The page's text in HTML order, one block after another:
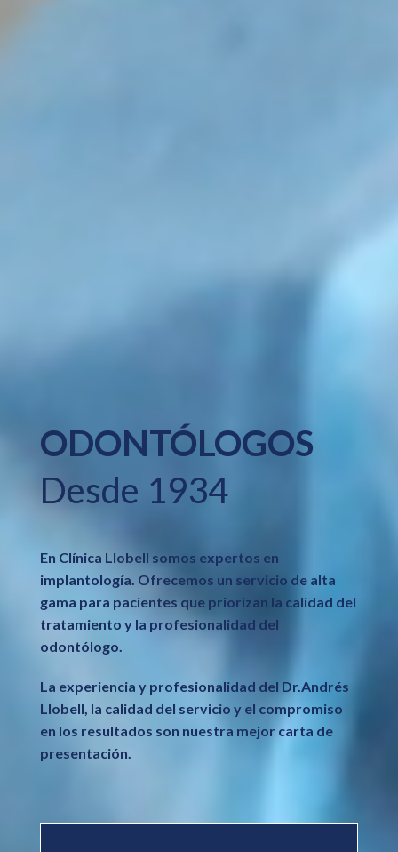
ODONTÓLOGOS
Desde 1934
En Clínica Llobell somos expertos en
implantología. Ofrecemos un servicio de alta
gama para pacientes que priorizan la calidad del
tratamiento y la profesionalidad del
odontólogo.
La experiencia y profesionalidad del Dr.Andrés
Llobell, la calidad del servicio y el compromiso
en los resultados son nuestra mejor carta de
presentación.